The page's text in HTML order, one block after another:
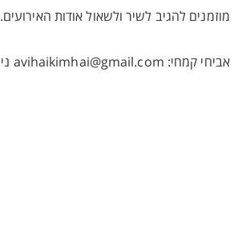
מוזמנים להגיב לשיר ולשאול אודות האירועים.
אביחי קמחי: avihaikimhai@gmail.com נייד-0509207788